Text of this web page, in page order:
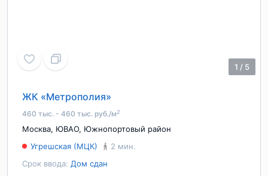
1 / 5
ЖК «Метрополия»
460 тыс. - 460 тыс. руб./м2
Москва, ЮВАО, Южнопортовый район
Срок ввода: Дом сдан
Угрешская (МЦК) 2 мин.